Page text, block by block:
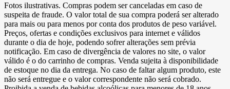
Fotos ilustrativas. Compras podem ser canceladas em caso de
suspeita de fraude. O valor total de sua compra poderá ser alterado
para mais ou para menos por conta dos produtos de peso variável.
Preços, ofertas e condições exclusivos para internet e válidos
durante o dia de hoje, podendo sofrer alterações sem prévia
notificação. Em caso de divergência de valores no site, o valor
válido é o do carrinho de compras. Venda sujeita à disponibilidade
de estoque no dia da entrega. No caso de faltar algum produto, este
não será entregue e o valor correspondente não será cobrado.